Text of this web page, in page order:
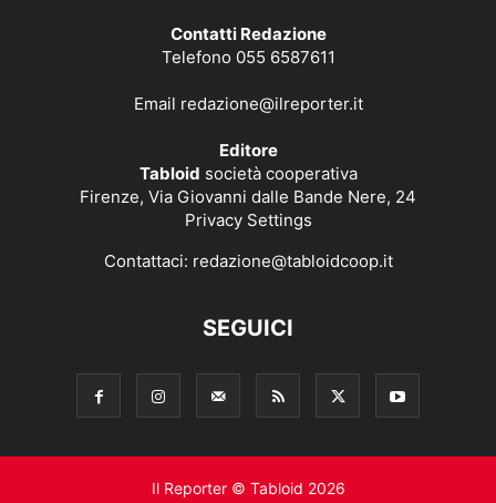
Contatti Redazione
Telefono 055 6587611
Email redazione@ilreporter.it
Editore
Tabloid società cooperativa
Firenze, Via Giovanni dalle Bande Nere, 24
Privacy Settings
Contattaci: redazione@tabloidcoop.it
SEGUICI
Il Reporter © Tabloid 2026